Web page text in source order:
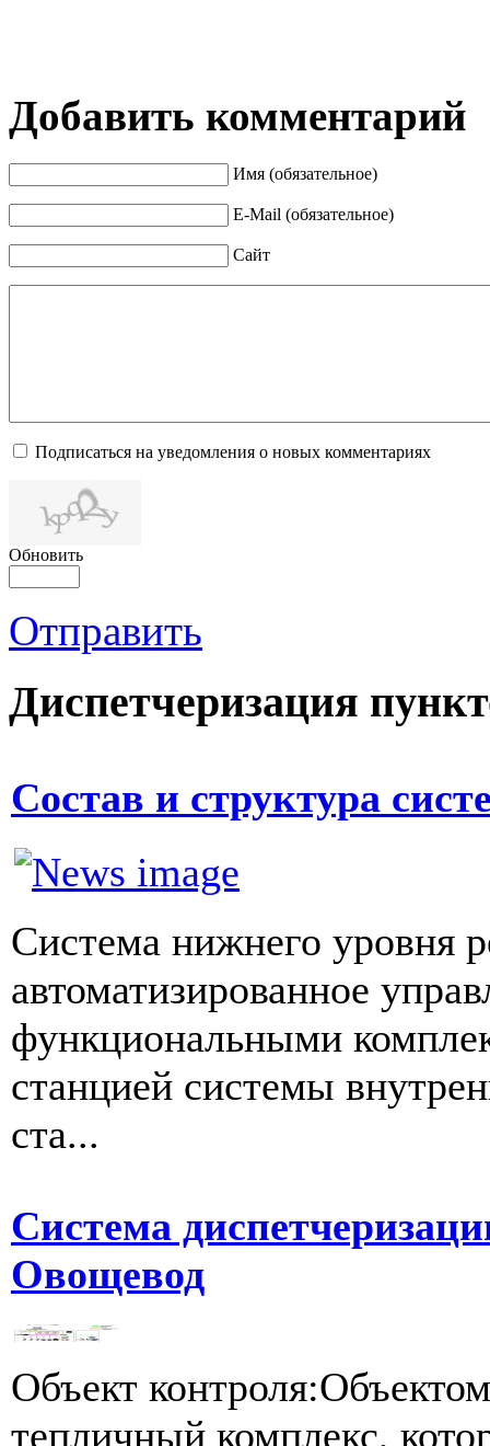
Добавить комментарий
Имя (обязательное)
E-Mail (обязательное)
Сайт
Подписаться на уведомления о новых комментариях
Обновить
Отправить
Диспетчеризация
Состав и структура
Система нижнего уровня
автоматизированное
функциональными
станцией системы
ста...
Система
Овощевод
Объект
тепличный комплекс,